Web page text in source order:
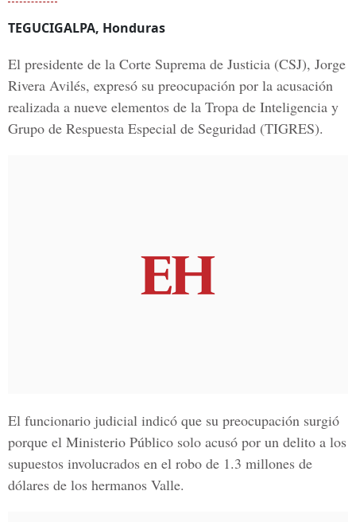
TEGUCIGALPA, Honduras
El presidente de la Corte Suprema de Justicia (CSJ), Jorge
Rivera Avilés, expresó su preocupación por la acusación
realizada a nueve elementos de la Tropa de Inteligencia y
Grupo de Respuesta Especial de Seguridad (TIGRES).
El funcionario judicial indicó que su preocupación surgió
porque el Ministerio Público solo acusó por un delito a los
supuestos involucrados en el robo de 1.3 millones de
dólares de los hermanos Valle.